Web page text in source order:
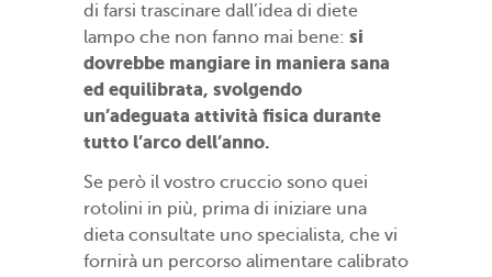
di farsi trascinare dall’idea di diete
lampo che non fanno mai bene: si
dovrebbe mangiare in maniera sana
ed equilibrata, svolgendo
un’adeguata attività fisica durante
tutto l’arco dell’anno.
Se però il vostro cruccio sono quei
rotolini in più, prima di iniziare una
dieta consultate uno specialista, che vi
fornirà un percorso alimentare calibrato